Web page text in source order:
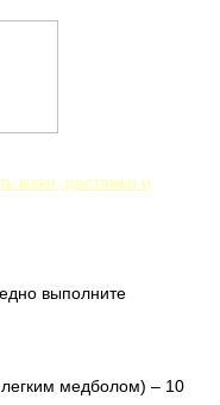
кожи, растяжки и
выполните
медболом) – 10